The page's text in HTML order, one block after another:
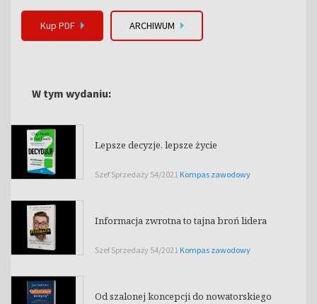
Kup PDF ARCHIWUM
W tym wydaniu:
Lepsze decyzje, lepsze życie
Szef Sprzedaży 54/2021 Kompas zawodowy
Informacja zwrotna to tajna broń lidera
Szef Sprzedaży 54/2021 Kompas zawodowy
Od szalonej koncepcji do nowatorskiego